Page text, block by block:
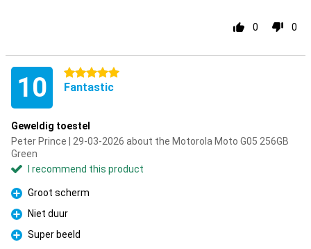
0 0
10 5 stars
Fantastic
Geweldig toestel
Peter Prince | 29-03-2026 about the Motorola Moto G05 256GB
Green
I recommend this product
Pro
Groot scherm
Pro
Niet duur
Pro
Super beeld